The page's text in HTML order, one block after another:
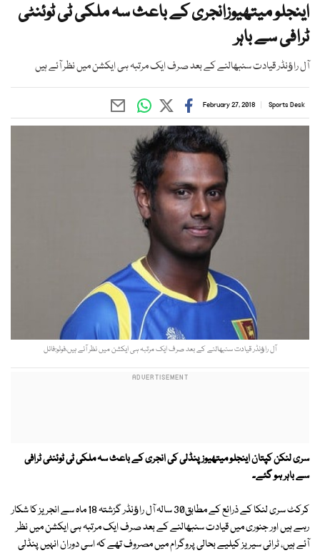
اینجلو میتھیوزانجری کے باعث سہ ملکی ٹی ٹوئنٹی
ٹرافی سے باہر
آل راﺅنڈر قیادت سنبھالنے کے بعد صرف ایک مرتبہ ہی ایکشن میں نظر آئے ہیں
Sports Desk
February 27, 2018
آل راﺅنڈر قیادت سنبھالنے کے بعد صرف ایک مرتبہ ہی ایکشن میں نظر آئے ہیں،فوٹو:فائل
سری لنکن کپتان اینجلو میتھیوز پنڈلی کی انجری کے باعث سہ ملکی ٹی ٹوئنٹی ٹرافی
سے باہر ہو گئے۔
کرکٹ سری لنکا کے ذرائع کے مطابق30 سالہ آل راﺅنڈر گزشتہ 18 ماہ سے انجریز کا شکار
رہے ہیں اور جنوری میں قیادت سنبھالنے کے بعد صرف ایک مرتبہ ہی ایکشن میں نظر
آئے ہیں، ٹرائی سیریز کیلیے بحالی پروگرام میں مصروف تھے کہ اسی دوران انہیں پنڈلی